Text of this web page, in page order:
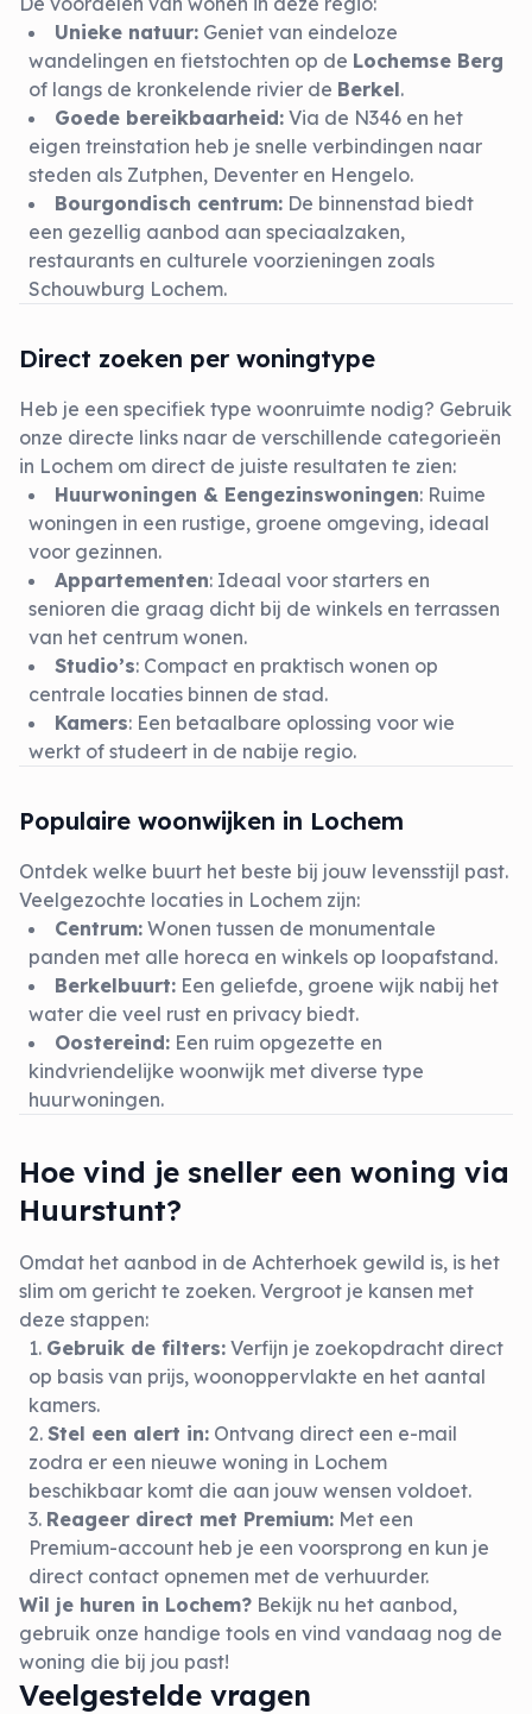
Unieke natuur: Geniet van eindeloze
wandelingen en fietstochten op de Lochemse Berg
of langs de kronkelende rivier de Berkel.
Goede bereikbaarheid: Via de N346 en het
eigen treinstation heb je snelle verbindingen naar
steden als Zutphen, Deventer en Hengelo.
Bourgondisch centrum: De binnenstad biedt
een gezellig aanbod aan speciaalzaken,
restaurants en culturele voorzieningen zoals
Schouwburg Lochem.
Direct zoeken per woningtype
Heb je een specifiek type woonruimte nodig? Gebruik
onze directe links naar de verschillende categorieën
in Lochem om direct de juiste resultaten te zien:
Huurwoningen & Eengezinswoningen: Ruime
woningen in een rustige, groene omgeving, ideaal
voor gezinnen.
Appartementen: Ideaal voor starters en
senioren die graag dicht bij de winkels en terrassen
van het centrum wonen.
Studio’s: Compact en praktisch wonen op
centrale locaties binnen de stad.
Kamers: Een betaalbare oplossing voor wie
werkt of studeert in de nabije regio.
Populaire woonwijken in Lochem
Ontdek welke buurt het beste bij jouw levensstijl past.
Veelgezochte locaties in Lochem zijn:
Centrum: Wonen tussen de monumentale
panden met alle horeca en winkels op loopafstand.
Berkelbuurt: Een geliefde, groene wijk nabij het
water die veel rust en privacy biedt.
Oostereind: Een ruim opgezette en
kindvriendelijke woonwijk met diverse type
huurwoningen.
Hoe vind je sneller een woning via
Huurstunt?
Omdat het aanbod in de Achterhoek gewild is, is het
slim om gericht te zoeken. Vergroot je kansen met
deze stappen:
Gebruik de filters: Verfijn je zoekopdracht direct
op basis van prijs, woonoppervlakte en het aantal
kamers.
Stel een alert in: Ontvang direct een e-mail
zodra er een nieuwe woning in Lochem
beschikbaar komt die aan jouw wensen voldoet.
Reageer direct met Premium: Met een
Premium-account heb je een voorsprong en kun je
direct contact opnemen met de verhuurder.
Wil je huren in Lochem? Bekijk nu het aanbod,
gebruik onze handige tools en vind vandaag nog de
woning die bij jou past!
Veelgestelde vragen